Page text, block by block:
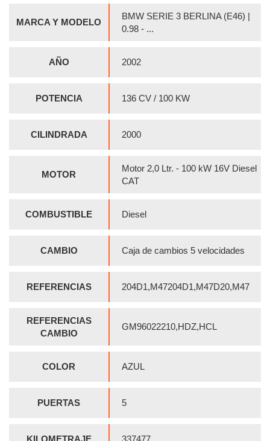
MARCA Y MODELO
BMW SERIE 3 BERLINA (E46) |
0.98 - ...
AÑO 2002
POTENCIA 136 CV / 100 KW
CILINDRADA 2000
MOTOR
Motor 2,0 Ltr. - 100 kW 16V Diesel
CAT
COMBUSTIBLE Diesel
CAMBIO Caja de cambios 5 velocidades
REFERENCIAS 204D1,M47204D1,M47D20,M47
REFERENCIAS
CAMBIO
GM96022210,HDZ,HCL
COLOR AZUL
PUERTAS 5